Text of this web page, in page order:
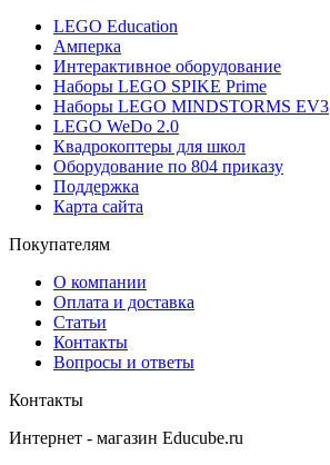
LEGO Education
Амперка
Интерактивное оборудование
Наборы LEGO SPIKE Prime
Наборы LEGO MINDSTORMS EV3
LEGO WeDo 2.0
Квадрокоптеры для школ
Оборудование по 804 приказу
Поддержка
Карта сайта
Покупателям
О компании
Оплата и доставка
Статьи
Контакты
Вопросы и ответы
Контакты
Интернет - магазин Educube.ru